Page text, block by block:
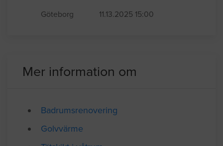
installation av duschblandare och
Mer information om